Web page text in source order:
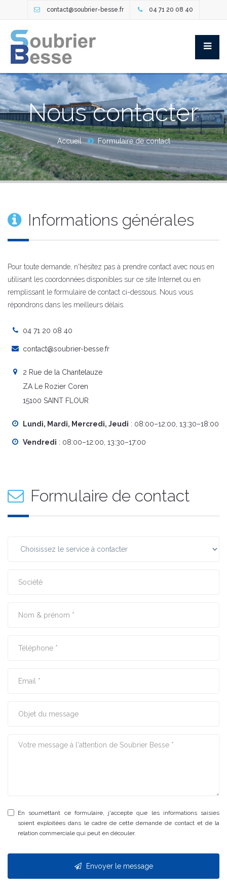
contact@soubrier-besse.fr 04 71 20 08 40
Nous contacter
Accueil Formulaire de contact
Informations générales
Pour toute demande, n'hésitez pas à prendre contact avec nous en
utilisant les coordonnées disponibles sur ce site Internet ou en
remplissant le formulaire de contact ci-dessous. Nous vous
répondrons dans les meilleurs délais.
04 71 20 08 40
contact@soubrier-besse.fr
2 Rue de la Chantelauze
ZA Le Rozier Coren
15100 SAINT FLOUR
Lundi, Mardi, Mercredi, Jeudi : 08:00–12:00, 13:30–18:00
Vendredi : 08:00–12:00, 13:30–17:00
Formulaire de contact
En soumettant ce formulaire, j'accepte que les informations saisies
soient exploitées dans le cadre de cette demande de contact et de la
relation commerciale qui peut en découler.
Envoyer le message